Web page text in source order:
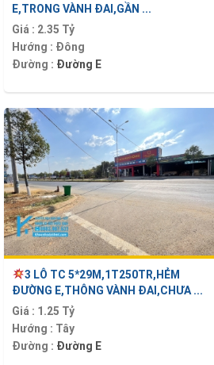
E,TRONG VÀNH ĐAI,GẦN ...
Giá : 2.35 Tỷ
Hướng : Đông
Đường : Đường E
3 LÔ TC 5*29M,1T250TR,HẺM
ĐƯỜNG E,THÔNG VÀNH ĐAI,CHƯA ...
Giá : 1.25 Tỷ
Hướng : Tây
Đường : Đường E